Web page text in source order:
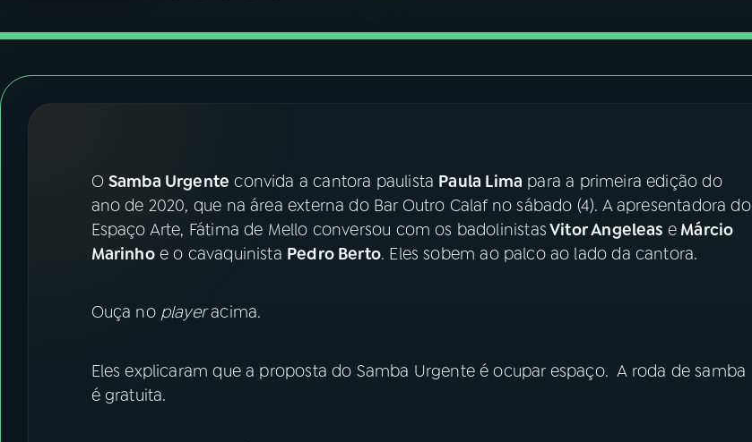
FESTIVAL DE MÚSICA
YouTube Facebook
Instagram X
O Samba Urgente convida a cantora paulista Paula Lima para a primeira edição do
ano de 2020, que na área externa do Bar Outro Calaf no sábado (4). A apresentadora do
Espaço Arte, Fátima de Mello conversou com os badolinistasVitor Angeleas e Márcio
Marinhoe o cavaquinista Pedro Berto. Eles sobem ao palco ao lado da cantora.
Ouça no playeracima.
Eles explicaram que a proposta do Samba Urgente é ocupar espaço. A roda de samba
é gratuita.